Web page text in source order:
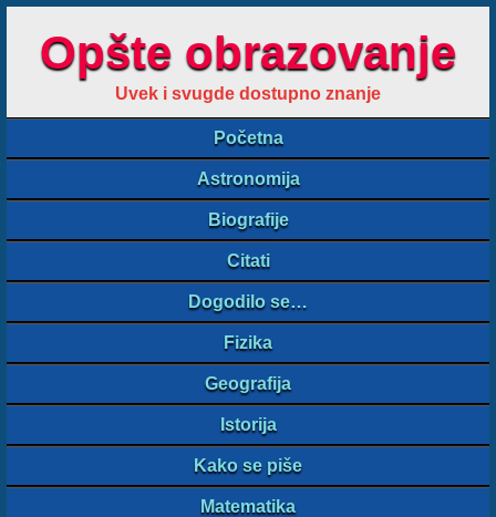
Opšte obrazovanje
Uvek i svugde dostupno znanje
Početna
Astronomija
Biografije
Citati
Dogodilo se…
Fizika
Geografija
Istorija
Kako se piše
Matematika